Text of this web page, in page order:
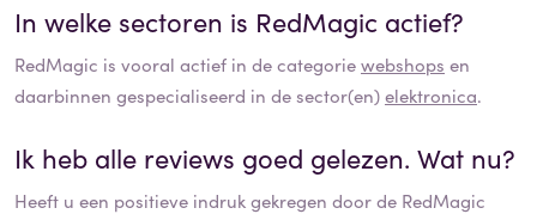
In welke sectoren is RedMagic actief?
RedMagic is vooral actief in de categoriewebshops en
daarbinnen gespecialiseerd in de sector(en)elektronica.
Ik heb alle reviews goed gelezen. Wat nu?
Heeft u een positieve indruk gekregen door de RedMagic